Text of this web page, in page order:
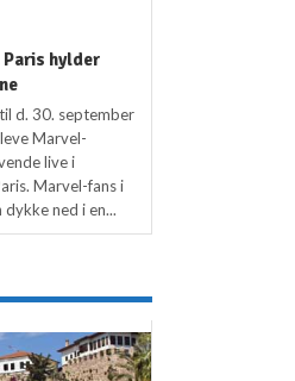
Paris hylder
d. 30. september
Marvel-
live i
Marvel-fans i
dykke ned i en...